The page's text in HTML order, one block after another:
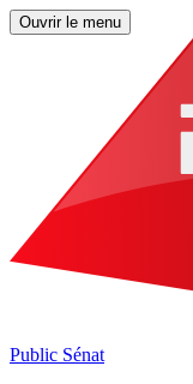
Ouvrir le menu
Public Sénat